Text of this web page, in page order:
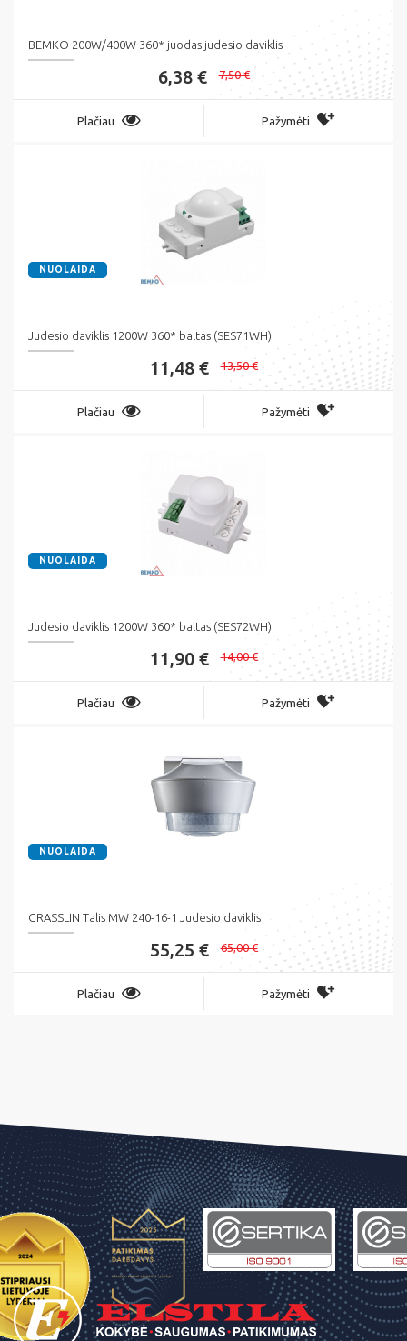
BEMKO 200W/400W 360* juodas judesio daviklis
6,38 € 7,50 €
Plačiau Pažymėti
NUOLAIDA
Judesio daviklis 1200W 360* baltas (SES71WH)
11,48 € 13,50 €
Plačiau Pažymėti
NUOLAIDA
Judesio daviklis 1200W 360* baltas (SES72WH)
11,90 € 14,00 €
Plačiau Pažymėti
NUOLAIDA
GRASSLIN Talis MW 240-16-1 Judesio daviklis
55,25 € 65,00 €
Plačiau Pažymėti